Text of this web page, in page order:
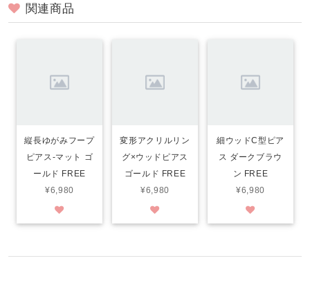
関連商品
縦長ゆがみフープ
ピアス-マット ゴ
ールド FREE
¥6,980
変形アクリルリン
グ×ウッドピアス
ゴールド FREE
¥6,980
細ウッドC型ピア
ス ダークブラウ
ン FREE
¥6,980